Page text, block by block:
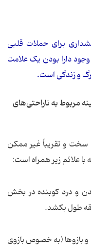
برای حملات قلبی
دارا بودن یک علامت
و زندگی است.
مربوط به ناراحتی‌های
و تقریباً غیر ممکن
علائم زیر همراه است:
و درد کوبنده در بخش
طول بکشد.
بازوها (به خصوص بازوی